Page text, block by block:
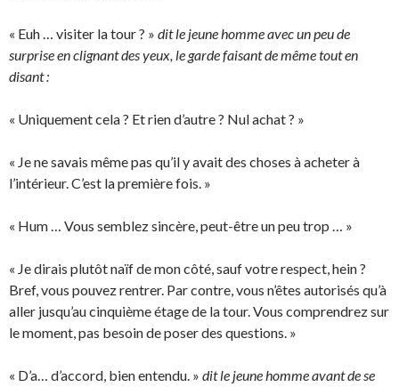
« Euh … visiter la tour ? » dit le jeune homme avec un peu de
surprise en clignant des yeux, le garde faisant de même tout en
disant :
« Uniquement cela ? Et rien d’autre ? Nul achat ? »
« Je ne savais même pas qu’il y avait des choses à acheter à
l’intérieur. C’est la première fois. »
« Hum … Vous semblez sincère, peut-être un peu trop … »
« Je dirais plutôt naïf de mon côté, sauf votre respect, hein ?
Bref, vous pouvez rentrer. Par contre, vous n’êtes autorisés qu’à
aller jusqu’au cinquième étage de la tour. Vous comprendrez sur
le moment, pas besoin de poser des questions. »
« D’a… d’accord, bien entendu. » dit le jeune homme avant de se